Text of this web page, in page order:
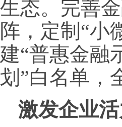
生态。完善
阵，定制“小
建“普惠金融
划”白名单，
激发企业